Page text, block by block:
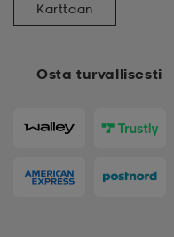
Osta turvallisesti
Karttaan